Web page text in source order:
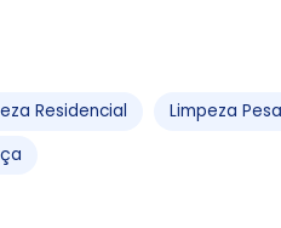
Residencial
Limpeza